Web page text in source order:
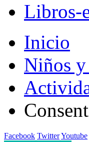
Libros-
Inicio
Niños y
Facebook TwitterYoutube